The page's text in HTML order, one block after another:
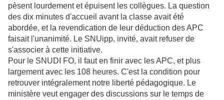
pèsent lourdement et épuisent les collègues. La question
des dix minutes d'accueil avant la classe avait été
abordée, et la revendication de leur déduction des APC
faisait l'unanimité. Le SNUipp, invité, avait refuser de
s'associer à cette initiative.
Pour le SNUDI FO, il faut en finir avec les APC, et plus
largement avec les 108 heures. C'est la condition pour
retrouver intégralement notre liberté pédagogique. Le
ministère veut engager des discussions sur le temps de